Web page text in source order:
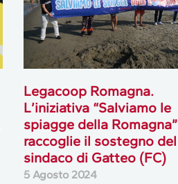
Legacoop Romagna.
L’iniziativa “Salviamo le
spiagge della Romagna”
raccoglie il sostegno del
sindaco di Gatteo (FC)
5 Agosto 2024